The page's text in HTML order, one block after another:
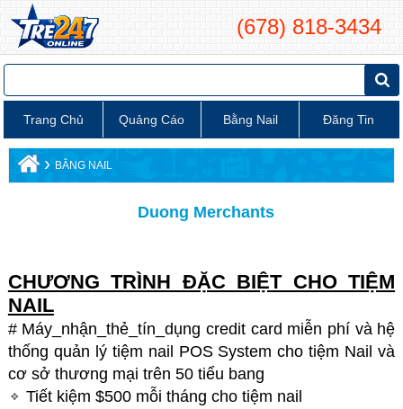
(678) 818-3434
Trang Chủ Quảng Cáo Bằng Nail Đăng Tin
› BẰNG NAIL
Duong Merchants
CHƯƠNG TRÌNH ĐẶC BIỆT CHO TIỆM
NAIL
# Máy_nhận_thẻ_tín_dụng credit card miễn phí và hệ
thống quản lý tiệm nail POS System cho tiệm Nail và
cơ sở thương mại trên 50 tiểu bang
Tiết kiệm $500 mỗi tháng cho tiệm nail